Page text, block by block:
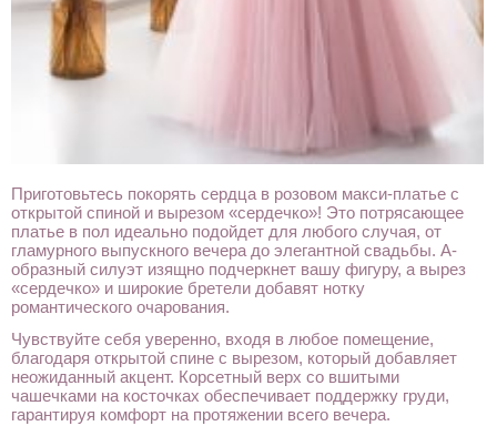
Приготовьтесь покорять сердца в розовом макси-платье с
открытой спиной и вырезом «сердечко»! Это потрясающее
платье в пол идеально подойдет для любого случая, от
гламурного выпускного вечера до элегантной свадьбы. А-
образный силуэт изящно подчеркнет вашу фигуру, а вырез
«сердечко» и широкие бретели добавят нотку
романтического очарования.
Чувствуйте себя уверенно, входя в любое помещение,
благодаря открытой спине с вырезом, который добавляет
неожиданный акцент. Корсетный верх со вшитыми
чашечками на косточках обеспечивает поддержку груди,
гарантируя комфорт на протяжении всего вечера.